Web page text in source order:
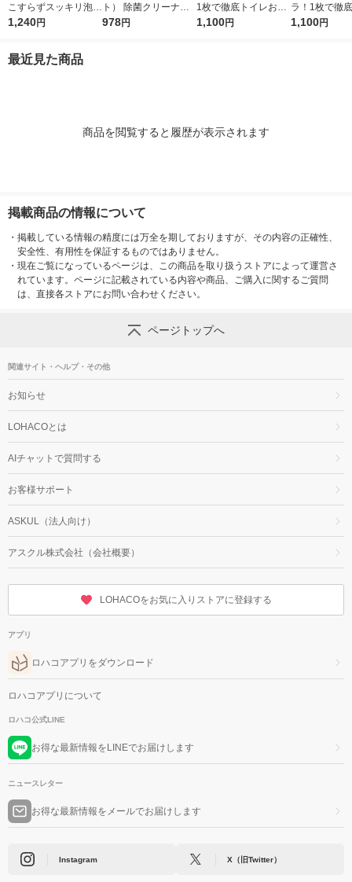
こすらずスッキリ泡パ
ック シトラスサボン
王
1,240円
ト） 除菌クリーナー
本体 500ml １セット
978円
1枚で徹底トイレお掃
除シート シトラスミ
1,100円
ラ！1枚で徹
おそうじシー
1,100円
最近見た商品
商品を閲覧すると履歴が表示されます
掲載商品の情報について
・ 掲載している情報の精度には万全を期しておりますが、その内容の正確性、
安全性、有用性を保証するものではありません。
・ 現在ご覧になっているページは、この商品を取り扱うストアによって運営さ
れています。ページに記載されている内容や商品、ご購入に関するご質問
は、直接各ストアにお問い合わせください。
ページトップへ
関連サイト・ヘルプ・その他
お知らせ
LOHACOとは
AIチャットで質問する
お客様サポート
ASKUL（法人向け）
アスクル株式会社（会社概要）
LOHACOをお気に入りストアに登録する
アプリ
ロハコアプリをダウンロード
ロハコアプリについて
ロハコ公式LINE
お得な最新情報をLINEでお届けします
ニュースレター
お得な最新情報をメールでお届けします
Instagram X（旧Twitter）